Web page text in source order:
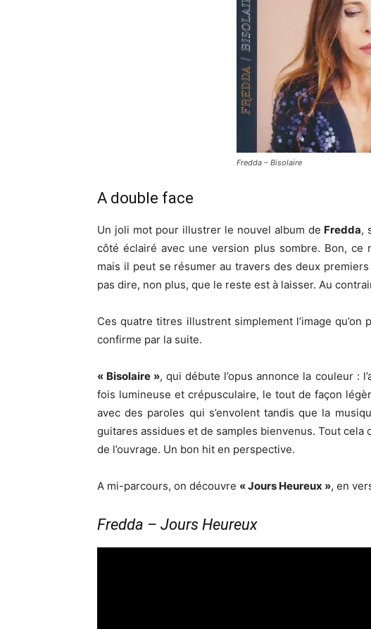
Fredda – Bisolaire
A double face
Un joli mot pour illustrer le nouvel album de Fredda,
côté éclairé avec une version plus sombre. Bon, ce
mais il peut se résumer au travers des deux
pas dire, non plus, que le reste est à laisser. Au
Ces quatre titres illustrent simplement l’image
confirme par la suite.
« Bisolaire », qui débute l’opus annonce la couleur :
fois lumineuse et crépusculaire, le tout de façon
avec des paroles qui s’envolent tandis que la
guitares assidues et de samples bienvenus. Tout cela
de l’ouvrage. Un bon hit en perspective.
A mi-parcours, on découvre « Jours Heureux », en
Fredda – Jours Heureux